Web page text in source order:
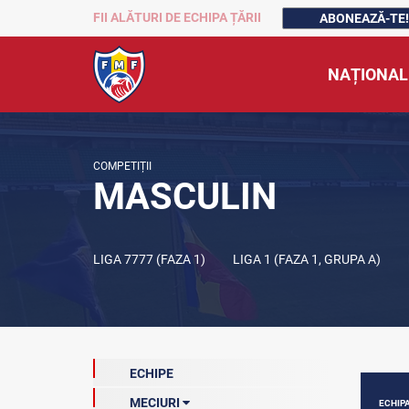
FII ALĂTURI DE ECHIPA ȚĂRII ABONEAZĂ-TE!
COMPETIȚII
MASCULIN
LIGA 7777 (FAZA 1) LIGA 1 (FAZA 1, GRUPA A)
ECHIPE
MECIURI